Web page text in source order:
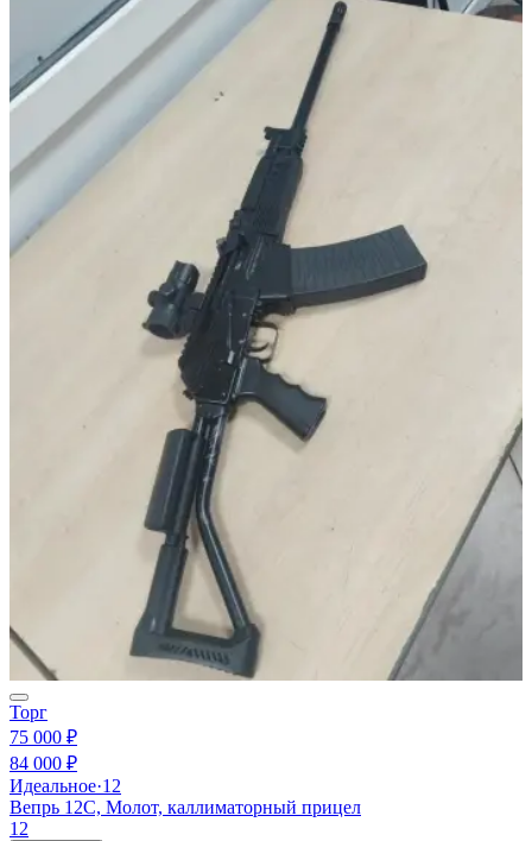
Торг
75 000 ₽
84 000 ₽
Идеальное·12
Вепрь 12С, Молот, каллиматорный прицел
12